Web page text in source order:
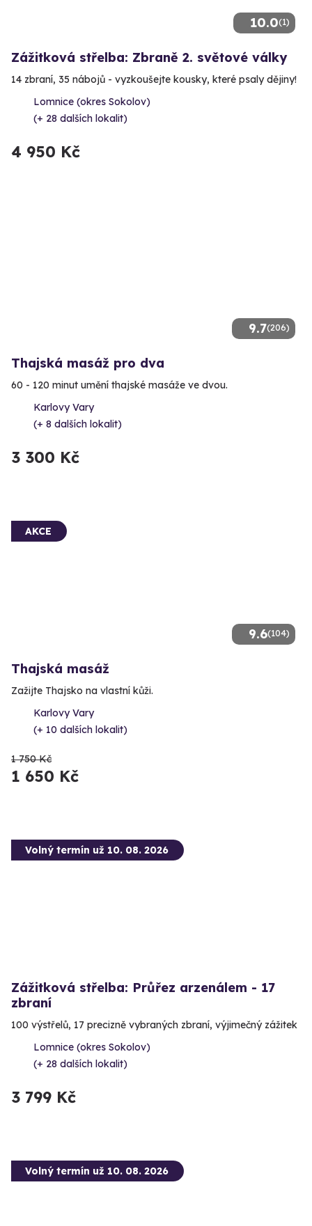
10.0(1)
Zážitková střelba: Zbraně 2. světové války
14 zbraní, 35 nábojů - vyzkoušejte kousky, které psaly dějiny!
Lomnice (okres Sokolov)
(+ 28 dalších lokalit)
4 950 Kč
9.7(206)
Thajská masáž pro dva
60 - 120 minut umění thajské masáže ve dvou.
Karlovy Vary
(+ 8 dalších lokalit)
3 300 Kč
9.6(104)
AKCE
Thajská masáž
Zažijte Thajsko na vlastní kůži.
Karlovy Vary
(+ 10 dalších lokalit)
1 750 Kč
1 650 Kč
Volný termín už 10. 08. 2026
Zážitková střelba: Průřez arzenálem - 17
zbraní
100 výstřelů, 17 precizně vybraných zbraní, výjimečný zážitek
Lomnice (okres Sokolov)
(+ 28 dalších lokalit)
3 799 Kč
Volný termín už 10. 08. 2026